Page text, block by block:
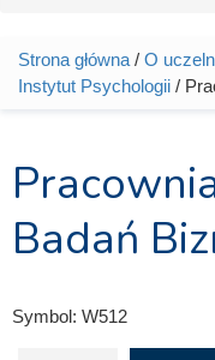
Jesteś tutaj
Strona główna / O
Instytut Psychologii /
Badań
Symbol: W512